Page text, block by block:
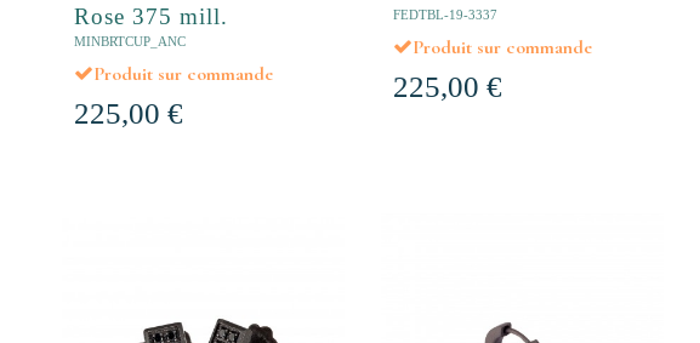
Rose 375 mill.
MINBRTCUP_ANC
Produit sur commande
225,00 €
FEDTBL-19-3337
Produit sur commande
225,00 €